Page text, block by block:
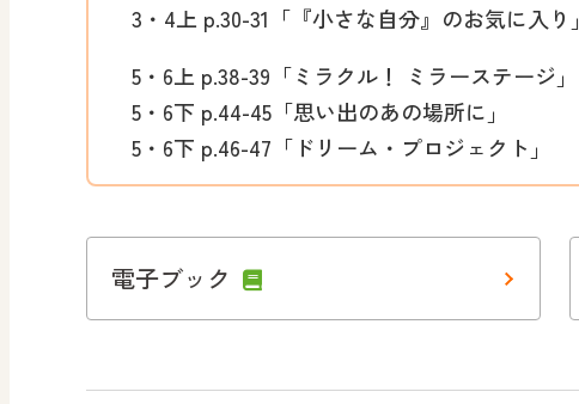
3・4上 p.30-31「『小さな自分』のお気に入り」
5・6上 p.38-39「ミラクル！ ミラーステージ」
5・6下 p.44-45「思い出のあの場所に」
5・6下 p.46-47「ドリーム・プロジェクト」
電子ブック